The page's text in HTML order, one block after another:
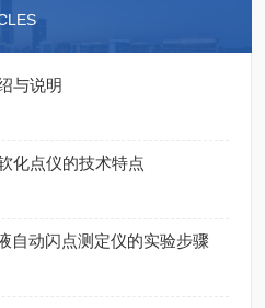
与说明
化点仪的技术特点
自动闪点测定仪的实验步骤